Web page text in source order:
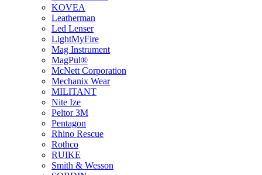
KOVEA
Leatherman
Led Lenser
LightMyFire
Mag Instrument
MagPul®
McNett Corporation
Mechanix Wear
MILITANT
Nite Ize
Peltor 3M
Pentagon
Rhino Rescue
Rothco
RUIKE
Smith & Wesson